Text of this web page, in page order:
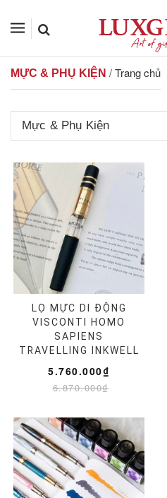
MỰC & PHỤ KIỆN / Trang chủ
Mực & Phụ Kiện
LỌ MỰC DI ĐỘNG
VISCONTI HOMO
SAPIENS
TRAVELLING INKWELL
5.760.000₫
6.870.000₫